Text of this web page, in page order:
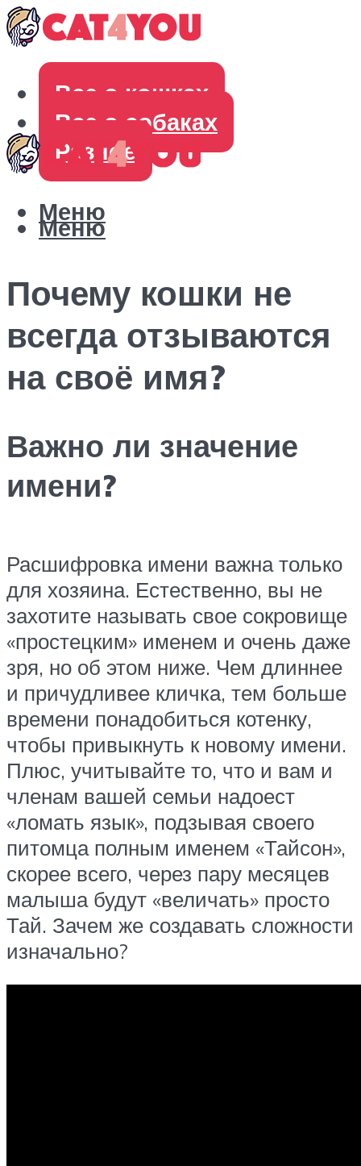
Все о кошках
Все о собаках
Разное
Меню
Меню
Почему кошки не
всегда отзываются
на своё имя?
Важно ли значение
имени?
Расшифровка имени важна только
для хозяина. Естественно, вы не
захотите называть свое сокровище
«простецким» именем и очень даже
зря, но об этом ниже. Чем длиннее
и причудливее кличка, тем больше
времени понадобиться котенку,
чтобы привыкнуть к новому имени.
Плюс, учитывайте то, что и вам и
членам вашей семьи надоест
«ломать язык», подзывая своего
питомца полным именем «Тайсон»,
скорее всего, через пару месяцев
малыша будут «величать» просто
Тай. Зачем же создавать сложности
изначально?